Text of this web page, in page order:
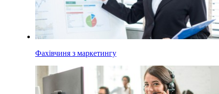
Фахівчиня з маркетингу